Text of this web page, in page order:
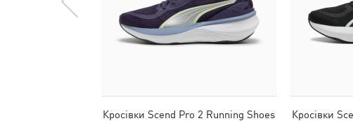
Кросівки Scend Pro 2 Running Shoes Кросівки